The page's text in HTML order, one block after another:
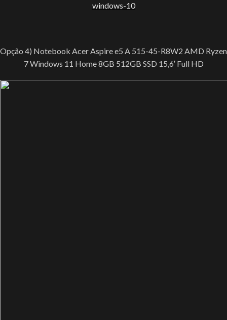
windows-10
Opção 4) Notebook Acer Aspire e5 A 515-45-R8W2 AMD Ryzen
7 Windows 11 Home 8GB 512GB SSD 15,6′ Full HD